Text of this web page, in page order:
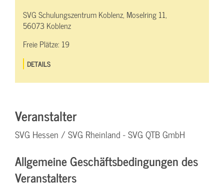
SVG Schulungszentrum Koblenz, Moselring 11,
56073 Koblenz
Freie Plätze: 19
DETAILS
Veranstalter
SVG Hessen / SVG Rheinland - SVG QTB GmbH
Allgemeine Geschäftsbedingungen des
Veranstalters